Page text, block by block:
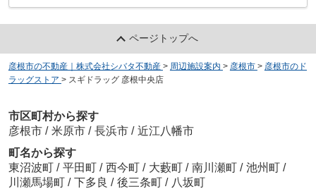
ページトップへ
彦根市の不動産｜株式会社シバタ不動産 > 周辺施設案内 > 彦根市 > 彦根市のド
ラッグストア > スギドラッグ 彦根中央店
市区町村から探す
彦根市 / 米原市 / 長浜市 / 近江八幡市
町名から探す
東沼波町 / 平田町 / 西今町 / 大藪町 / 南川瀬町 / 池州町 /
川瀬馬場町 / 下多良 / 後三条町 / 八坂町